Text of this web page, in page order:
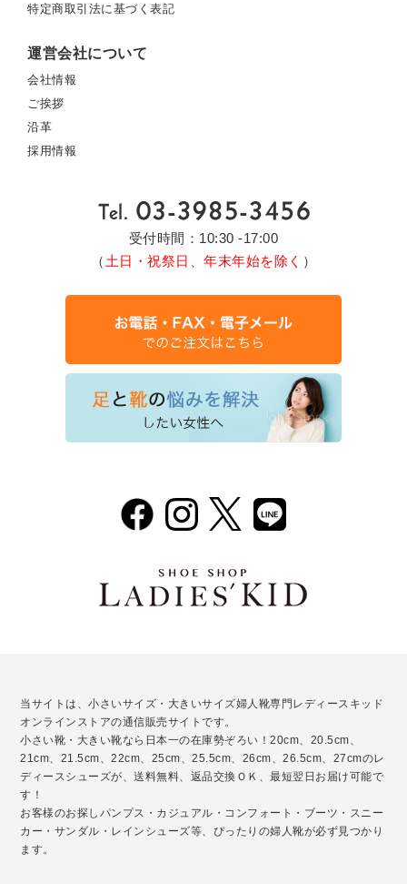
特定商取引法に基づく表記
運営会社について
会社情報
ご挨拶
沿革
採用情報
受付時間：10:30 -17:00
（ 土日・祝祭日、年末年始を除く ）
当サイトは、小さいサイズ・大きいサイズ婦人靴専門レディースキッド
オンラインストアの通信販売サイトです。
小さい靴・大きい靴なら日本一の在庫勢ぞろい！20cm、20.5cm、
21cm、21.5cm、22cm、25cm、25.5cm、26cm、26.5cm、27cmのレ
ディースシューズが、送料無料、返品交換ＯＫ、最短翌日お届け可能で
す！
お客様のお探しパンプス・カジュアル・コンフォート・ブーツ・スニー
カー・サンダル・レインシューズ等、ぴったりの婦人靴が必ず見つかり
ます。